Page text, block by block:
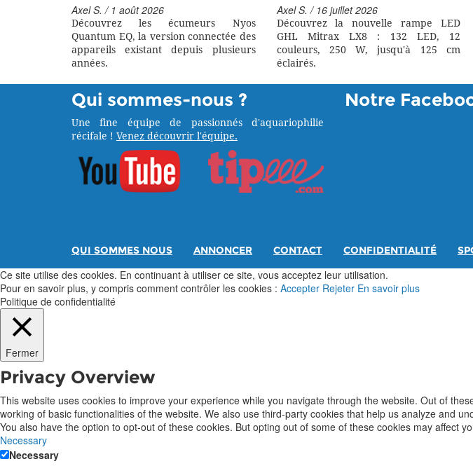
Axel S. / 1 août 2026
Découvrez les écumeurs Nyos
Quantum EQ, la version connectée des
appareils existant depuis plusieurs
années.
Axel S. / 16 juillet 2026
Découvrez la nouvelle rampe LED
GHL Mitrax LX8 : 132 LED, 12
couleurs, 250 W, jusqu'à 125 cm
éclairés.
Qui sommes-nous ?
Une fine équipe de passionnés d'aquariophilie
récifale ! Venez découvrir l'équipe.
Notre
QUI SOMMES NOUS ANNONCER CONTACT CONFIDENTIALITÉ
Ce site utilise des cookies. En continuant à utiliser ce site, vous acceptez leur utilisation.
Pour en savoir plus, y compris comment contrôler les cookies : Accepter Rejeter En savoir plus
Politique de confidentialité
Fermer
Privacy Overview
This website uses cookies to improve your experience while you navigate through the website. Out of
working of basic functionalities of the website. We also use third-party cookies that help us analyze and
You also have the option to opt-out of these cookies. But opting out of some of these cookies may affect
Necessary
Necessary